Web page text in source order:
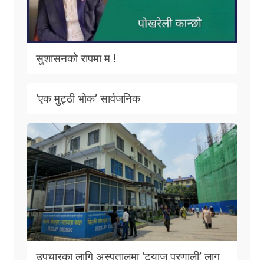
सुशासनको रापमा म !
‘एक मुट्ठी भोक’ सार्वजनिक
उपचारका लागि अस्पतालमा ‘ट्र्याज प्रणाली’ लागू